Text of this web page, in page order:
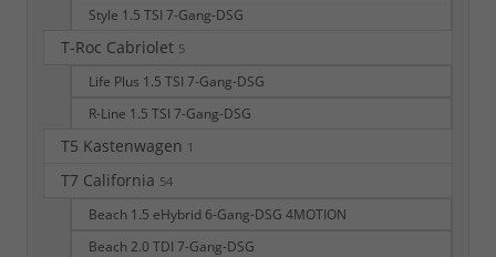
Style 1.5 TSI 7-Gang-DSG
T-Roc Cabriolet 5
Life Plus 1.5 TSI 7-Gang-DSG
R-Line 1.5 TSI 7-Gang-DSG
T5 Kastenwagen 1
T7 California 54
Beach 1.5 eHybrid 6-Gang-DSG 4MOTION
Beach 2.0 TDI 7-Gang-DSG